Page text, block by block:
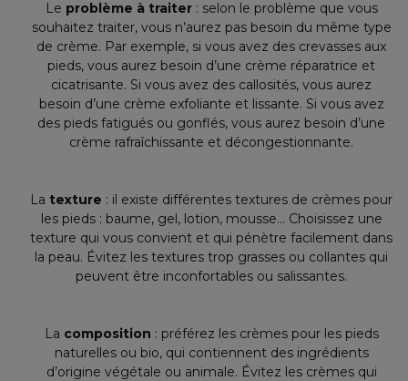
Le problème à traiter: selon le problème que vous
souhaitez traiter, vous n’aurez pas besoin du même type
de crème. Par exemple, si vous avez des crevasses aux
pieds, vous aurez besoin d’une crème réparatrice et
cicatrisante. Si vous avez des callosités, vous aurez
besoin d’une crème exfoliante et lissante. Si vous avez
des pieds fatigués ou gonflés, vous aurez besoin d’une
crème rafraîchissante et décongestionnante.
La texture : il existe différentes textures de crèmes pour
les pieds : baume, gel, lotion, mousse… Choisissez une
texture qui vous convient et qui pénètre facilement dans
la peau. Évitez les textures trop grasses ou collantes qui
peuvent être inconfortables ou salissantes.
La composition : préférez les crèmes pour les pieds
naturelles ou bio, qui contiennent des ingrédients
d’origine végétale ou animale. Évitez les crèmes qui